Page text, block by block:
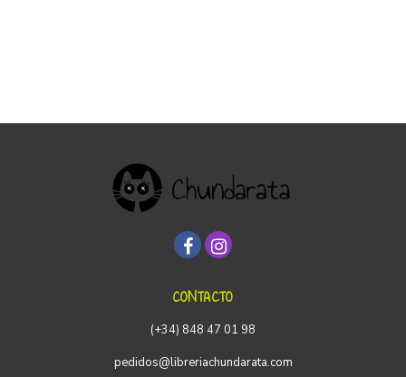
CONTACTO
(+34) 848 47 01 98
pedidos@libreriachundarata.com